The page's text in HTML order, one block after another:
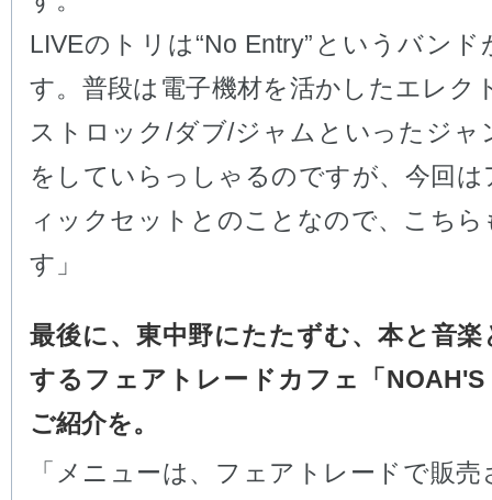
LIVEのトリは“No Entry”というバン
す。普段は電子機材を活かしたエレク
ストロック/ダブ/ジャムといったジャ
をしていらっしゃるのですが、今回は
ィックセットとのことなので、こちら
す」
最後に、東中野にたたずむ、本と音楽
するフェアトレードカフェ「NOAH'S
ご紹介を。
「メニューは、フェアトレードで販